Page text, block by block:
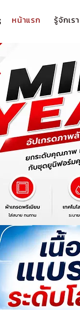
หน้าแรก รู้จักเรา